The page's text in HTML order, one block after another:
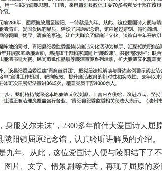
身服义尔未沫’，2300多年前伟大爱国诗人屈
阳镇屈原纪念馆，认真聆听讲解员的介绍。
九年。从此，这位爱国诗人便与陵阳结下了
片、文字、情景剧等方式，再现了屈原的